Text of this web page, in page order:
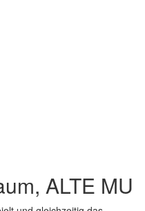
ALTE MU